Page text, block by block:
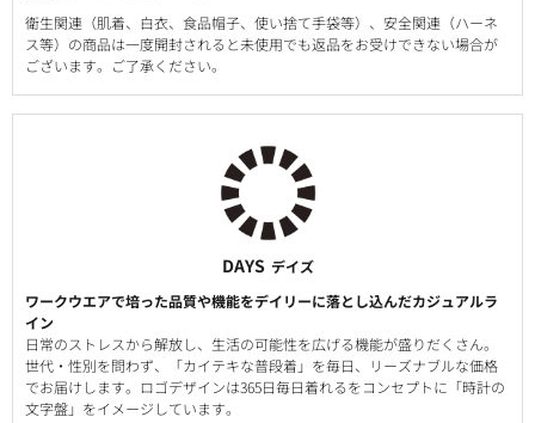
衛生関連（肌着、白衣、食品帽子、使い捨て手袋等）、安全関連（ハーネ
ス等）の商品は一度開封されると未使用でも返品をお受けできない場合が
ございます。ご了承ください。
DAYS デイズ
ワークウエアで培った品質や機能をデイリーに落とし込んだカジュアルラ
イン
日常のストレスから解放し、生活の可能性を広げる機能が盛りだくさん。
世代・性別を問わず、「カイテキな普段着」を毎日、リーズナブルな価格
でお届けします。ロゴデザインは365日毎日着れるをコンセプトに「時計の
文字盤」をイメージしています。